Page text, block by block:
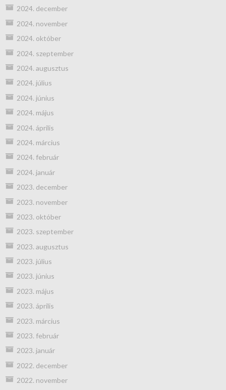
2024. december
2024. november
2024. október
2024. szeptember
2024. augusztus
2024. július
2024. június
2024. május
2024. április
2024. március
2024. február
2024. január
2023. december
2023. november
2023. október
2023. szeptember
2023. augusztus
2023. július
2023. június
2023. május
2023. április
2023. március
2023. február
2023. január
2022. december
2022. november